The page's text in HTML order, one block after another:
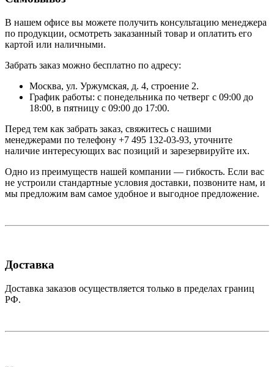
В нашем офисе вы можете получить консультацию менеджера
по продукции, осмотреть заказанный товар и оплатить его
картой или наличными.
Забрать заказ можно бесплатно по адресу:
Москва, ул. Уржумская, д. 4, строение 2.
График работы: с понедельника по четверг с 09:00 до
18:00, в пятницу с 09:00 до 17:00.
Перед тем как забрать заказ, свяжитесь с нашими
менеджерами по телефону +7 495 132-03-93, уточните
наличие интересующих вас позиций и зарезервируйте их.
Одно из преимуществ нашей компании — гибкость. Если вас
не устроили стандартные условия доставки, позвоните нам, и
мы предложим вам самое удобное и выгодное предложение.
Доставка
Доставка заказов осуществляется только в пределах границ
РФ.